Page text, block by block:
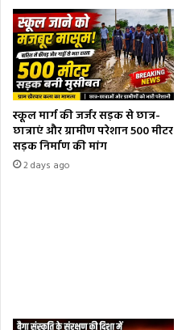
स्कूल मार्ग की जर्जर सड़क से छात्र-
छात्राएं और ग्रामीण परेशान 500 मीटर
सड़क निर्माण की मांग
2 days ago